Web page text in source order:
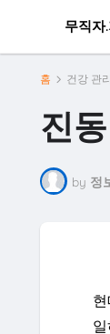
무직자
홈 건강 관리
진
by 정